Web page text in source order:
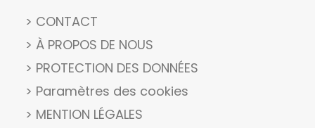
> CONTACT
> À PROPOS DE NOUS
> PROTECTION DES DONNÉES
> Paramètres des cookies
> MENTION LÉGALES